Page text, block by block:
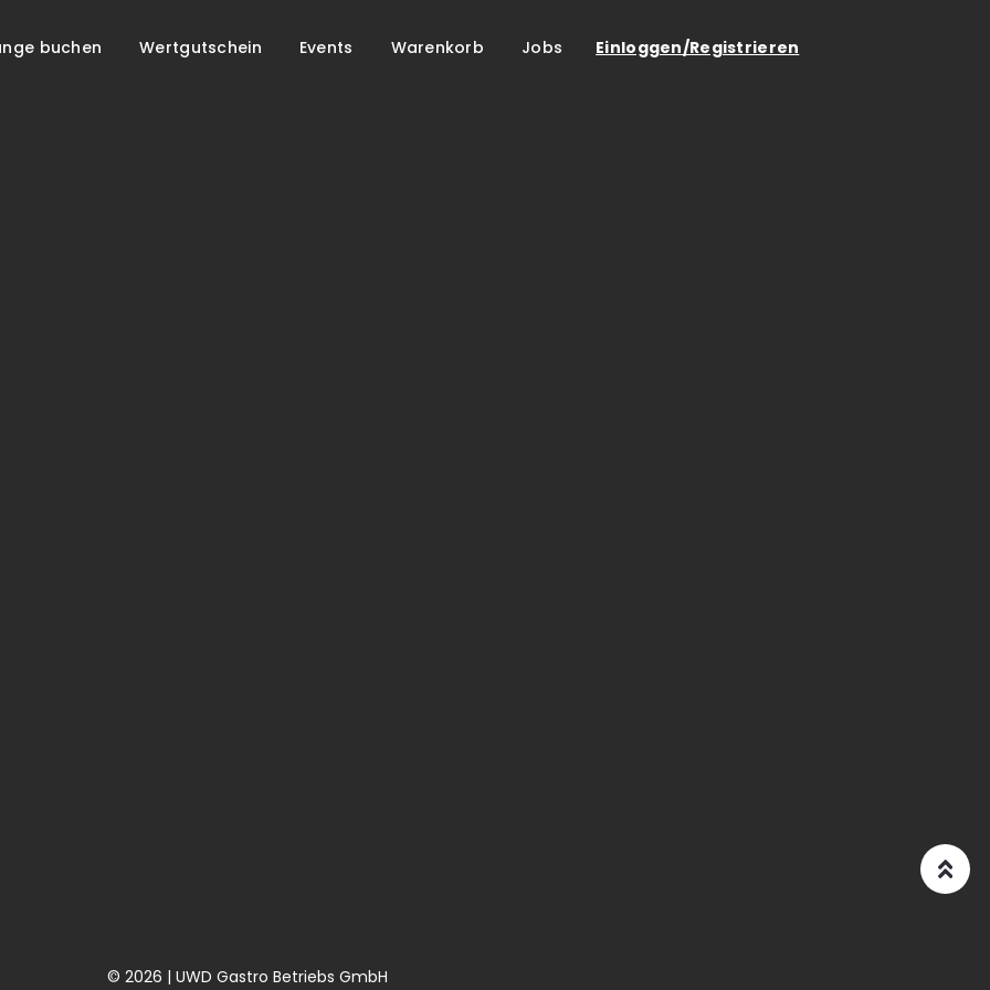
Einloggen/Registrieren
buchen Wertgutschein Events Warenkorb Jobs
© 2026 | UWD Gastro Betriebs GmbH